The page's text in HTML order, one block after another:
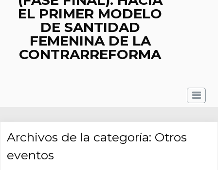
EL PRIMER MODELO
DE SANTIDAD
FEMENINA DE LA
CONTRARREFORMA
Archivos de la categoría: Otros
eventos